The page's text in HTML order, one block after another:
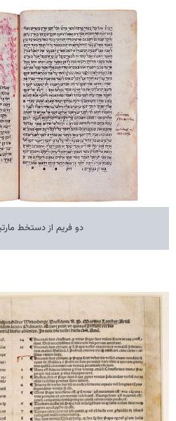
دو فریم از دستخط